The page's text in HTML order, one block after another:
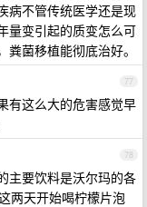
病不管传统医学还是现
量变引起的质变怎么可
菌移植能彻底治好。
77
有这么大的危害感觉早
78
主要饮料是沃尔玛的各
两天开始喝柠檬片泡